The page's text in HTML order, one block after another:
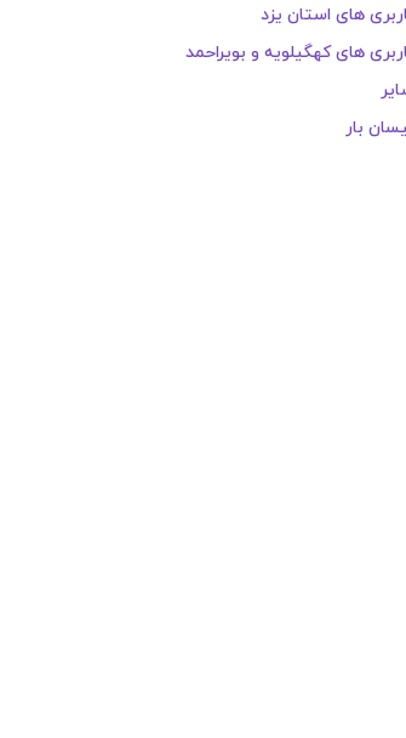
های استان یزد
های کهگیلویه و بویراحمد
بار